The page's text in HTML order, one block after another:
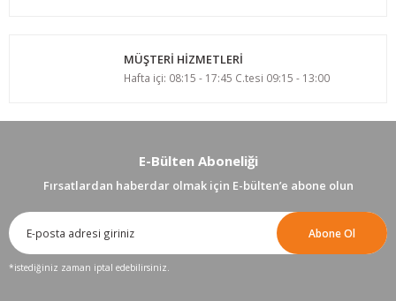
MÜŞTERİ HİZMETLERİ
Hafta içi: 08:15 - 17:45 C.tesi 09:15 - 13:00
E-Bülten Aboneliği
Fırsatlardan haberdar olmak için E-bülten’e abone olun
Abone Ol
*istediğiniz zaman iptal edebilirsiniz.